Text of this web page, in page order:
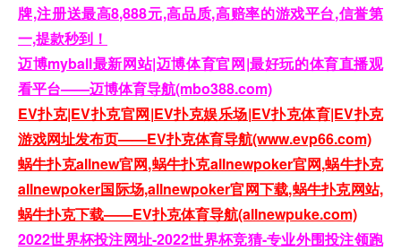
牌,注册送最高8,888元,高品质,高赔率的游戏平台,信誉第
一,提款秒到！
迈博myball最新网站|迈博体育官网|最好玩的体育直播观
看平台——迈博体育导航(mbo388.com)
EV扑克|EV扑克官网|EV扑克娱乐场|EV扑克体育|EV扑克
游戏网址发布页——EV扑克体育导航(www.evp66.com)
蜗牛扑克allnew官网,蜗牛扑克allnewpoker官网,蜗牛扑克
allnewpoker国际场,allnewpoker官网下载,蜗牛扑克网站,
蜗牛扑克下载——EV扑克体育导航(allnewpuke.com)
2022世界杯投注网址-2022世界杯竞猜-专业外围投注领跑